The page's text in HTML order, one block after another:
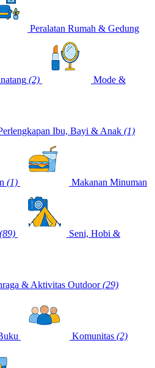
Peralatan Rumah & Gedung
(2) Mode &
Ibu, Bayi & Anak (1)
(1) Makanan Minuman
(89) Seni, Hobi &
& Aktivitas Outdoor (29)
Komunitas (2)